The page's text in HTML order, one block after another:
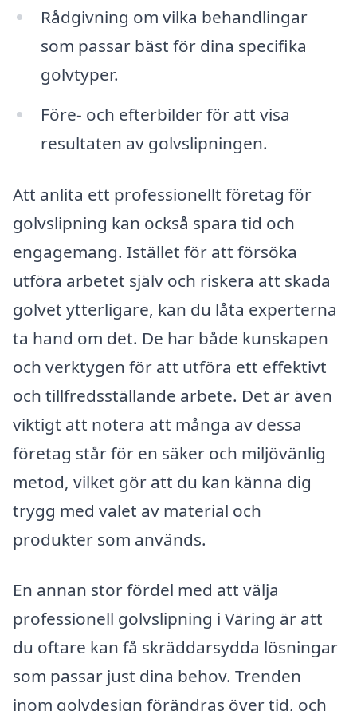
Rådgivning om vilka behandlingar
som passar bäst för dina specifika
golvtyper.
Före- och efterbilder för att visa
resultaten av golvslipningen.
Att anlita ett professionellt företag för
golvslipning kan också spara tid och
engagemang. Istället för att försöka
utföra arbetet själv och riskera att skada
golvet ytterligare, kan du låta experterna
ta hand om det. De har både kunskapen
och verktygen för att utföra ett effektivt
och tillfredsställande arbete. Det är även
viktigt att notera att många av dessa
företag står för en säker och miljövänlig
metod, vilket gör att du kan känna dig
trygg med valet av material och
produkter som används.
En annan stor fördel med att välja
professionell golvslipning i Väring är att
du oftare kan få skräddarsydda lösningar
som passar just dina behov. Trenden
inom golvdesign förändras över tid, och